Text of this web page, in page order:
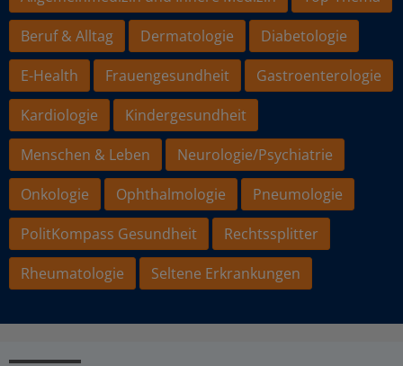
Beruf & Alltag
Dermatologie
Diabetologie
E-Health
Frauengesundheit
Gastroenterologie
Kardiologie
Kindergesundheit
Menschen & Leben
Neurologie/Psychiatrie
Onkologie
Ophthalmologie
Pneumologie
PolitKompass Gesundheit
Rechtssplitter
Rheumatologie
Seltene Erkrankungen